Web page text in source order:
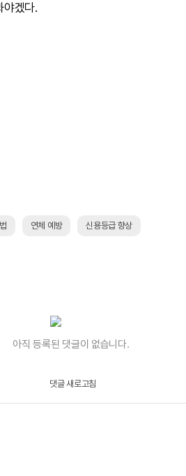
야겠다.
연체 예방 신용등급 향상
아직 등록된 댓글이 없습니다.
댓글 새로고침